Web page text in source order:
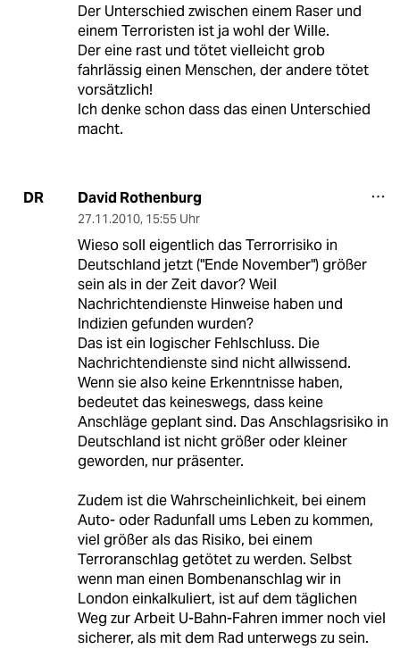
Der Unterschied zwischen einem Raser und
einem Terroristen ist ja wohl der Wille.
Der eine rast und tötet vielleicht grob
fahrlässig einen Menschen, der andere tötet
vorsätzlich!
Ich denke schon dass das einen Unterschied
macht.
DR David Rothenburg
27.11.2010, 15:55 Uhr
Wieso soll eigentlich das Terrorrisiko in
Deutschland jetzt ("Ende November") größer
sein als in der Zeit davor? Weil
Nachrichtendienste Hinweise haben und
Indizien gefunden wurden?
Das ist ein logischer Fehlschluss. Die
Nachrichtendienste sind nicht allwissend.
Wenn sie also keine Erkenntnisse haben,
bedeutet das keineswegs, dass keine
Anschläge geplant sind. Das Anschlagsrisiko in
Deutschland ist nicht größer oder kleiner
geworden, nur präsenter.
Zudem ist die Wahrscheinlichkeit, bei einem
Auto- oder Radunfall ums Leben zu kommen,
viel größer als das Risiko, bei einem
Terroranschlag getötet zu werden. Selbst
wenn man einen Bombenanschlag wir in
London einkalkuliert, ist auf dem täglichen
Weg zur Arbeit U-Bahn-Fahren immer noch viel
sicherer, als mit dem Rad unterwegs zu sein.